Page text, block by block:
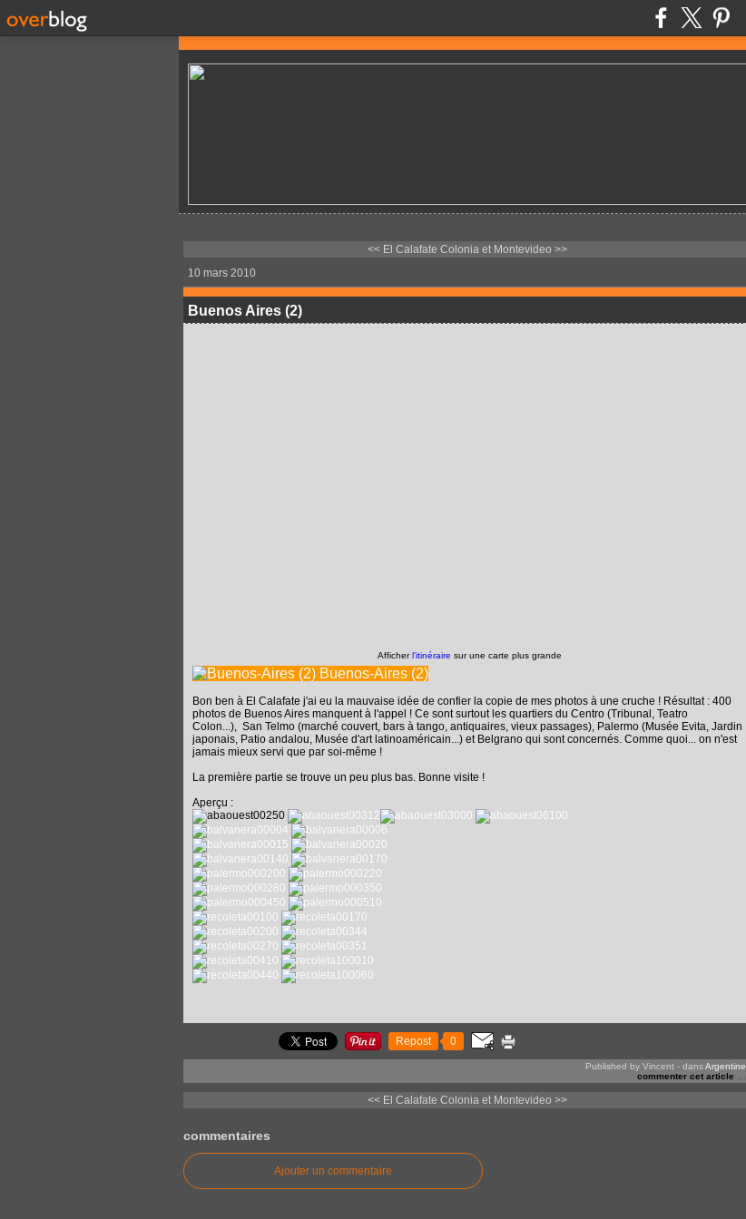
<< El Calafate Colonia et Montevideo >>
10 mars 2010
Buenos Aires (2)
Afficherl'itinéraire sur une carte plus grande
Buenos-Aires (2)
Bon ben à El Calafate j'ai eu la mauvaise idée de confier la copie de mes photos à une cruche ! Résultat : 400
photos de Buenos Aires manquent à l'appel ! Ce sont surtout les quartiers du Centro (Tribunal, Teatro
Colon...), San Telmo (marché couvert, bars à tango, antiquaires, vieux passages), Palermo (Musée Evita, Jardin
japonais, Patio andalou, Musée d'art latinoaméricain...) et Belgrano qui sont concernés. Comme quoi... on n'est
jamais mieux servi que par soi-même !
La première partie se trouve un peu plus bas. Bonne visite !
Aperçu :
Repost 0
Published by Vincent - dansArgentine
commenter cet article
<< El Calafate Colonia et Montevideo >>
commentaires
Ajouter un commentaire